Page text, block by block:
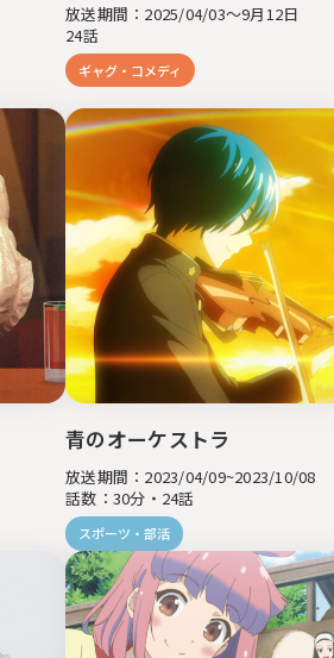
放送期間：2025/04/03～9月12日
24話
ギャグ・コメディ
青のオーケストラ
放送期間：2023/04/09~2023/10/08
話数：30分・24話
スポーツ・部活